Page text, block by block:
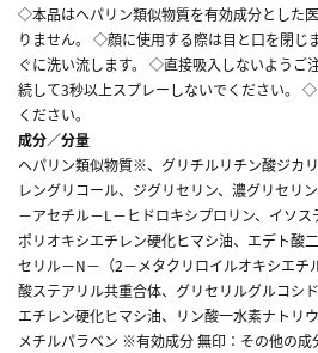
◇本品はヘパリン類似物質を有効成分とした
りません。 ◇顔に使用する際は目と口を閉じ
ぐに洗い流します。 ◇直接吸入しないようご
続して3秒以上スプレーしないでください。
ください。
成分／分量
ヘパリン類似物質※、グリチルリチン酸ジカ
レングリコール、ジグリセリン、濃グリセリ
－アセチル－L－ヒドロキシプロリン、イソ
ポリオキシエチレン硬化ヒマシ油、エデト酸
セリル－N－（2－メタクリロイルオキシエチ
酸ステアリル共重合体、グリセリルグルコシ
エチレン硬化ヒマシ油、リン酸一水素ナトリ
メチルパラベン ※有効成分 無印：その他の成